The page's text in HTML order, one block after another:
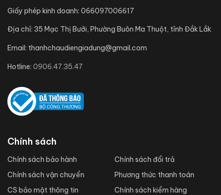
Giấy phép kinh doanh: 066097006617
Địa chỉ: 35 Mạc Thị Bưởi, Phường Buôn Ma Thuột, tỉnh Đắk Lắk
Email: thanhchaudiengiadung@gmail.com
Hotline: 0906.47.35.47
Chính sách
Chính sách bảo hành
Chính sách vận chuyển
CS bảo mật thông tin
Chính sách đổi trả
Phương thức thanh toán
Chính sách kiểm hàng